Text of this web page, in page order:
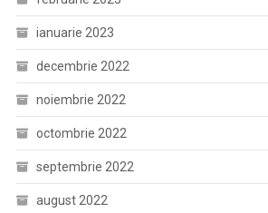
ianuarie 2023
decembrie 2022
noiembrie 2022
octombrie 2022
septembrie 2022
august 2022